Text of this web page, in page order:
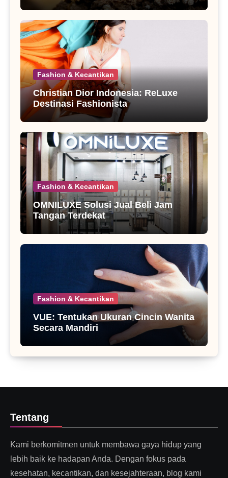
Fashion & Kecantikan
Christian Dior Indonesia: ReLuxe
Destinasi Fashionista
Fashion & Kecantikan
OMNILUXE Solusi Jual Beli Jam
Tangan Terdekat
Fashion & Kecantikan
VUE: Tentukan Ukuran Cincin Wanita
Secara Mandiri
Tentang
Kami berkomitmen untuk membawa gaya hidup yang
lebih baik ke hadapan Anda. Dengan fokus pada
kesehatan, kecantikan, dan kesejahteraan, blog kami